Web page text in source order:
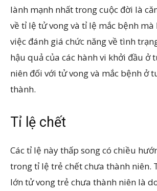
lành mạnh nhất trong cuộc đời là
về tỉ lệ tử vong và tỉ lệ mắc bệnh
việc đánh giá chức năng về tình
hậu quả của các hành vi khởi đầu ở
niên đối với tử vong và mắc bệnh ở
thành.
Tỉ lệ chết
Các tỉ lệ này thấp song có chiều
trong tỉ lệ trẻ chết chưa thành niên.
lớn tử vong trẻ chưa thành niên là